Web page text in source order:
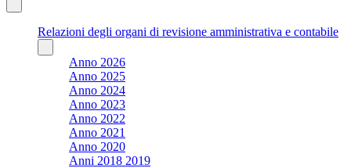
Relazioni degli organi di revisione amministrativa e contabile
Anno 2026
Anno 2025
Anno 2024
Anno 2023
Anno 2022
Anno 2021
Anno 2020
Anni 2018 2019